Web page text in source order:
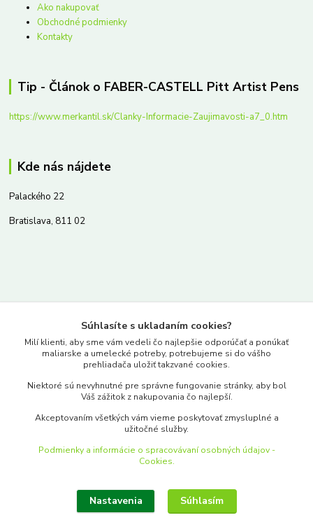
Ako nakupovať
Obchodné podmienky
Kontakty
Tip - Článok o FABER-CASTELL Pitt Artist Pens
https://www.merkantil.sk/Clanky-Informacie-Zaujimavosti-a7_0.htm
Kde nás nájdete
Palackého 22
Bratislava, 811 02
www.merkantil.sk
Pondelok-Piatok: 9.00-17.00hod.
objednavky@merkantil-obchod.sk
Upraviť zber cookies.
Súhlasíte s ukladaním cookies?
Milí klienti, aby sme vám vedeli čo najlepšie odporúčať a ponúkať
maliarske a umelecké potreby, potrebujeme si do vášho
prehliadača uložiť takzvané cookies.
Niektoré sú nevyhnutné pre správne fungovanie stránky, aby bol
Váš zážitok z nakupovania čo najlepší.
Akceptovaním všetkých vám vieme poskytovať zmysluplné a
užitočné služby.
Podmienky a informácie o spracovávaní osobných údajov -
Cookies.
Nastavenia Súhlasím